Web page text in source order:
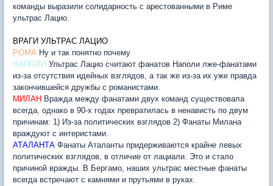
команды выразили солидарность с арестованными в Риме
ультрас Лацио.
ВРАГИ УЛЬТРАС ЛАЦИО
РОМА Ну и так понятно почему
НАПОЛИ Ультрас Лацио считают фанатов Наполи лже-фанатами
из-за отсутствия идейных взглядов, а так же из-за их уже правда
закончившейся дружбы с романистами.
МИЛАН Вражда между фанатами двух команд существовала
всегда, однако в 90-х годах превратилась в ненависть по двум
причинам: 1) Из-за политических взглядов 2) Фанаты Милана
враждуют с интеристами.
АТАЛАНТА Фанаты Аталанты придерживаются крайне левых
политических взглядов, в отличие от лациали. Это и стало
причиной вражды. В Бергамо, наших ультрас местные фанаты
всегда встречают с камнями и прутьями в руках.